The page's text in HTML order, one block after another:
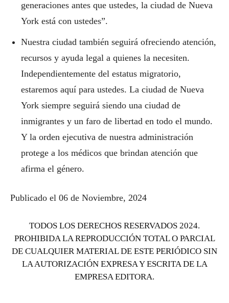
generaciones antes que ustedes, la ciudad de Nueva
York está con ustedes”.
Nuestra ciudad también seguirá ofreciendo atención,
recursos y ayuda legal a quienes la necesiten.
Independientemente del estatus migratorio,
estaremos aquí para ustedes. La ciudad de Nueva
York siempre seguirá siendo una ciudad de
inmigrantes y un faro de libertad en todo el mundo.
Y la orden ejecutiva de nuestra administración
protege a los médicos que brindan atención que
afirma el género.
Publicado el 06 de Noviembre, 2024
TODOS LOS DERECHOS RESERVADOS 2024.
PROHIBIDA LA REPRODUCCIÓN TOTAL O PARCIAL
DE CUALQUIER MATERIAL DE ESTE PERIÓDICO SIN
LA AUTORIZACIÓN EXPRESA Y ESCRITA DE LA
EMPRESA EDITORA.